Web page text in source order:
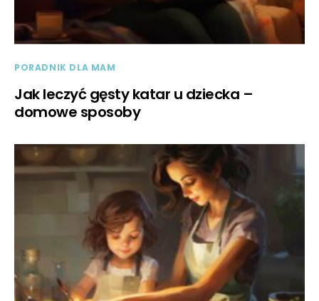
PORADNIK DLA MAM
Jak leczyć gęsty katar u dziecka –
domowe sposoby